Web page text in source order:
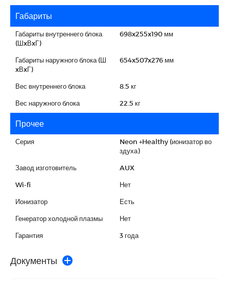
Габариты
Габариты внутреннего блока
(ШxВxГ)
698x255x190 мм
Габариты наружного блока (Ш
xВxГ)
654x507x276 мм
Вес внутреннего блока 8.5 кг
Вес наружного блока 22.5 кг
Прочее
Серия
Neon +Healthy (ионизатор во
здуха)
Завод изготовитель AUX
Wi-fi Нет
Ионизатор Есть
Генератор холодной плазмы Нет
Гарантия 3 года
Документы